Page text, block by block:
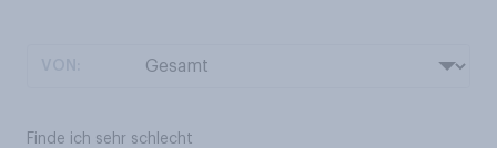
Finde ich sehr schlecht